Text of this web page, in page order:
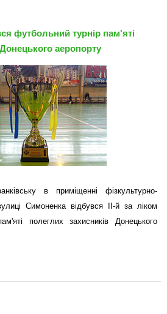
футбольний турнір пам'яті
аеропорту
в приміщенні фізкультурно-
Симоненка відбувся ІІ-й за ліком
полеглих захисників Донецького